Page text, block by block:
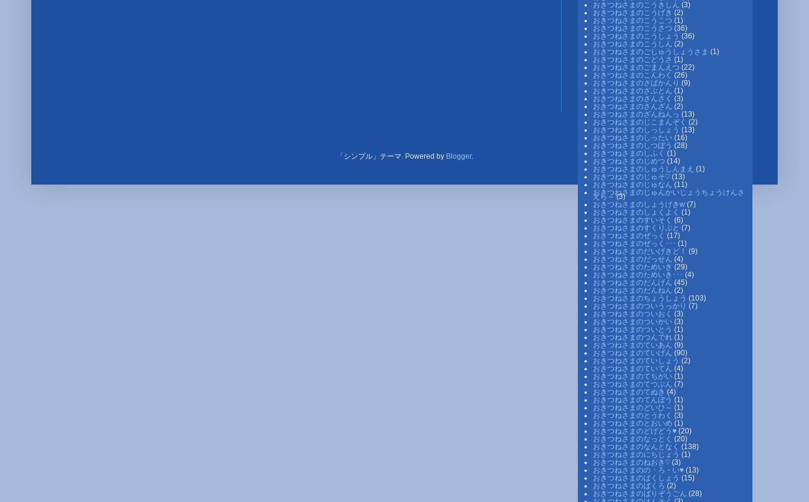
おきつねさまのこうきしん (3)
おきつねさまのこうげき (2)
おきつねさまのこうこつ (1)
おきつねさまのこうさつ (36)
おきつねさまのこうしょう (36)
おきつねさまのこうしん (2)
おきつねさまのごしゅうしょうさま (1)
おきつねさまのごどうさ (1)
おきつねさまのごまんえつ (22)
おきつねさまのこんわく (26)
おきつねさまのさばかんり (9)
おきつねさまのざぶとん (1)
おきつねさまのさんさく (3)
おきつねさまのさんざん (2)
おきつねさまのざんねんっ (13)
おきつねさまのじこまんぞく (2)
おきつねさまのしっしょう (13)
おきつねさまのしったい (16)
おきつねさまのしつぼう (28)
おきつねさまのしふく (1)
おきつねさまのじめつ (14)
おきつねさまのしゅうしんまえ (1)
おきつねさまのじゅそ♡ (13)
おきつねさまのじゅなん (11)
おきつねさまのじゅんかいじょうちょうけんさ
えら～(3)
おきつねさまのしょうげきw (7)
おきつねさまのしょくよく (1)
おきつねさまのすいそく (6)
おきつねさまのすくりぷと (7)
おきつねさまのぜっく (17)
おきつねさまのぜっく･･･ (1)
おきつねさまのだいげきど！ (9)
おきつねさまのだっせん (4)
おきつねさまのためいき (29)
おきつねさまのためいき･･･ (4)
おきつねさまのだんげん (45)
おきつねさまのだんねん (2)
おきつねさまのちょうしょう (103)
おきつねさまのついうっかり (7)
おきつねさまのついおく (3)
おきつねさまのついかい (3)
おきつねさまのついとう (1)
おきつねさまのつんでれ (1)
おきつねさまのていあん (9)
おきつねさまのていげん (90)
おきつねさまのていしょう (2)
おきつねさまのていてん (4)
おきつねさまのてちがい (1)
おきつねさまのてつぶん (7)
おきつねさまのてぬき (4)
おきつねさまのてんぼう (1)
おきつねさまのどいひ～ (1)
おきつねさまのとうわく (3)
おきつねさまのとおいめ (1)
おきつねさまのどげどう♥ (20)
おきつねさまのなっとく (20)
おきつねさまのなんとなく (138)
おきつねさまのにちじょう (1)
おきつねさまのねおき♡ (3)
おきつねさまのの・ろ・い♥ (13)
おきつねさまのばくしょう (15)
おきつねさまのばくろ (2)
おきつねさまのばりぞうごん (28)
「シンプル」テーマ. Powered by Blogger.